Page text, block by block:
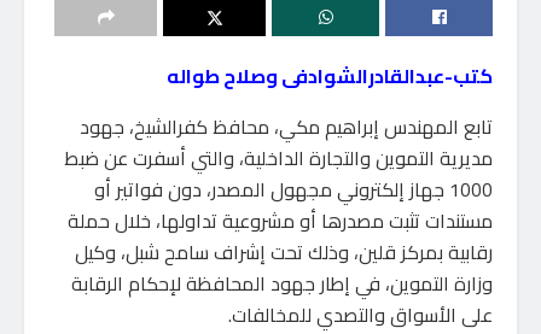
كتب-عبدالقادرالشوادفى وصلاح طواله
تابع المهندس إبراهيم مكي، محافظ كفرالشيخ، جهود
مديرية التموين والتجارة الداخلية، والتي أسفرت عن ضبط
1000 جهاز إلكتروني مجهول المصدر، دون فواتير أو
مستندات تثبت مصدرها أو مشروعية تداولها، خلال حملة
رقابية بمركز قلين، وذلك تحت إشراف سامح شبل، وكيل
وزارة التموين، في إطار جهود المحافظة لإحكام الرقابة
على الأسواق والتصدي للمخالفات.